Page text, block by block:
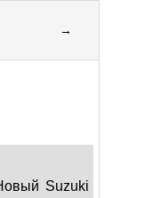
→
Suzuki